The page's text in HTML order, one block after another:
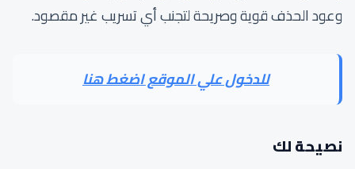
وعود الحذف قوية وصريحة لتجنب أي تسريب غير مقصود.
للدخول علي الموقع اضغط هنا
نصيحة لك